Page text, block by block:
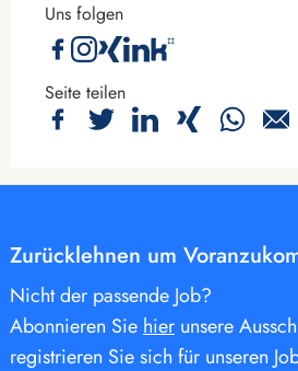
Uns folgen
Seite teilen
Zurücklehnen um
Nicht der passende Job?
Abonnieren Siehierunsere
registrieren Sie sich für unseren